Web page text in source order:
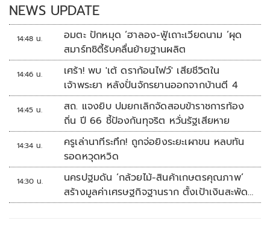
NEWS UPDATE
14:48 น.
อมตะ ปักหมุด ‘ฮาลอง-ฟู้เถาะเวียดนาม ’ผุด
สมาร์ทซิตี้รับคลื่นย้ายฐานผลิต
14:46 น.
เศร้า! พบ 'เต้ ดราก้อนไฟว์' เสียชีวิตใน
เจ้าพระยา หลังปั่นจักรยานออกจากบ้านตี 4
14:45 น.
สถ. แจงยิบ ปมยกเลิกจัดสอบข้าราชการท้อง
ถิ่น ปี 66 ชี้ป้องกันทุจริต หวั่นรัฐเสียหาย
14:34 น.
ครูเล่านาทีระทึก! ถูกจ่อยิงระยะเผาขน หลบทัน
รอดหวุดหวิด
14:30 น.
นครปฐมดัน ‘กล้วยไม้-สินค้าเกษตรคุณภาพ’
สร้างมูลค่าเศรษฐกิจฐานราก ตั้งเป้าเงินสะพัด
10 ล้านบาท